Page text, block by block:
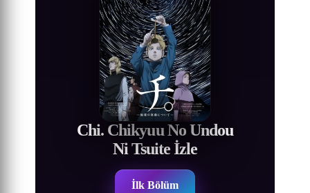
Chi. Chikyuu No Undou
Ni Tsuite İzle
İlk Bölüm